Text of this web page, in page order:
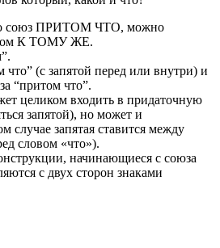
союз ПРИТОМ ЧТО, можно
К ТОМУ ЖЕ.
что” (с запятой перед или внутри) и
“притом что”.
целиком входить в придаточную
запятой), но может и
случае запятая ставится между
словом «что»).
начинающиеся с союза
с двух сторон знаками